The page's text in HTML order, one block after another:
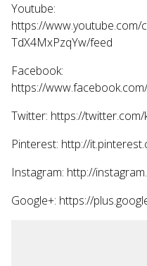
Youtube:
https://www.youtube.com/
TdX4MxPzqYw/feed
Facebook:
https://
Twitter: https://twitter.com/
Pinterest: http://
Instagram: http://
Google+: https://